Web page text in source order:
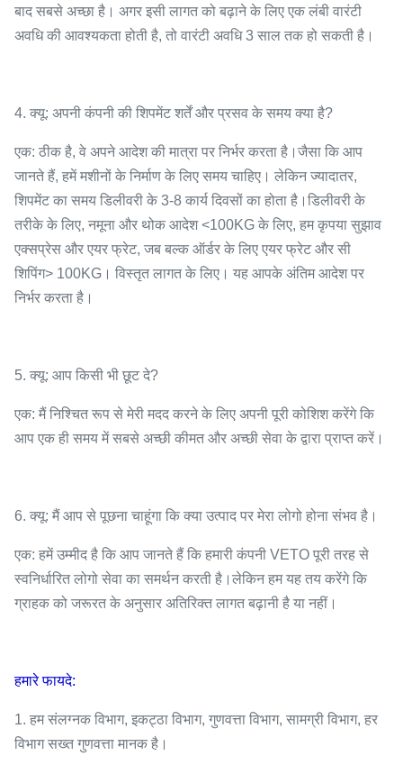
बाद सबसे अच्छा है। अगर इसी लागत को बढ़ाने के लिए एक लंबी वारंटी
अवधि की आवश्यकता होती है, तो वारंटी अवधि 3 साल तक हो सकती है।
4. क्यू: अपनी कंपनी की शिपमेंट शर्तें और प्रसव के समय क्या है?
एक: ठीक है, वे अपने आदेश की मात्रा पर निर्भर करता है।जैसा कि आप
जानते हैं, हमें मशीनों के निर्माण के लिए समय चाहिए। लेकिन ज्यादातर,
शिपमेंट का समय डिलीवरी के 3-8 कार्य दिवसों का होता है।डिलीवरी के
तरीके के लिए, नमूना और थोक आदेश <100KG के लिए, हम कृपया सुझाव
एक्सप्रेस और एयर फ्रेट, जब बल्क ऑर्डर के लिए एयर फ्रेट और सी
शिपिंग> 100KG। विस्तृत लागत के लिए। यह आपके अंतिम आदेश पर
निर्भर करता है।
5. क्यू: आप किसी भी छूट दे?
एक: मैं निश्चित रूप से मेरी मदद करने के लिए अपनी पूरी कोशिश करेंगे कि
आप एक ही समय में सबसे अच्छी कीमत और अच्छी सेवा के द्वारा प्राप्त करें।
6. क्यू: मैं आप से पूछना चाहूंगा कि क्या उत्पाद पर मेरा लोगो होना संभव है।
एक: हमें उम्मीद है कि आप जानते हैं कि हमारी कंपनी VETO पूरी तरह से
स्वनिर्धारित लोगो सेवा का समर्थन करती है।लेकिन हम यह तय करेंगे कि
ग्राहक को जरूरत के अनुसार अतिरिक्त लागत बढ़ानी है या नहीं।
हमारे फायदे:
1. हम संलग्नक विभाग, इकट्ठा विभाग, गुणवत्ता विभाग, सामग्री विभाग, हर
विभाग सख्त गुणवत्ता मानक है।